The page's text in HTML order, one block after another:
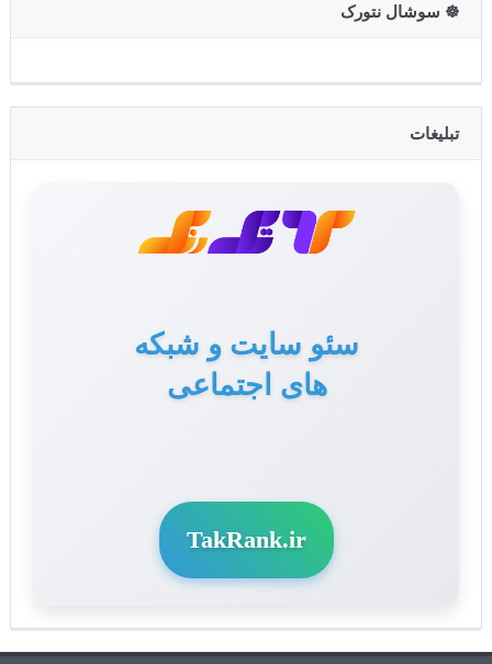
☸️ سوشال نتورک
تبلیغات
سئو سایت و شبکه
های اجتماعی
TakRank.ir